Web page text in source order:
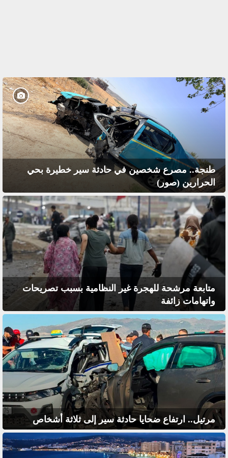
طنجة.. مصرع شخصين في حادثة سير خطيرة بحي
الحرارين (صور)
متابعة مرشحة للهجرة غير النظامية بسبب تصريحات
واتهامات زائفة
مرتيل.. ارتفاع ضحايا حادثة سير إلى ثلاثة أشخاص